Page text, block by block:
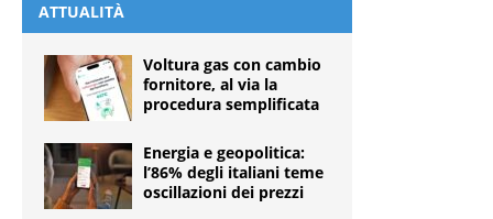
ATTUALITÀ
Voltura gas con cambio
fornitore, al via la
procedura semplificata
Energia e geopolitica:
l’86% degli italiani teme
oscillazioni dei prezzi